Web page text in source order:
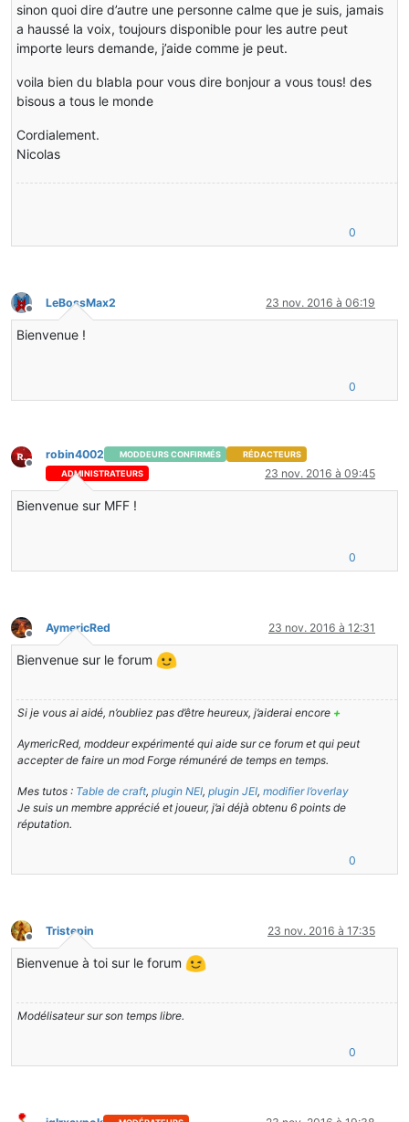
sinon quoi dire d’autre une personne calme que je suis, jamais
a haussé la voix, toujours disponible pour les autre peut
importe leurs demande, j’aide comme je peut.
voila bien du blabla pour vous dire bonjour a vous tous! des
bisous a tous le monde
Cordialement.
Nicolas
0
Hors-ligne
LeBossMax2 23 nov. 2016 à 06:19
Bienvenue !
0
Hors-ligne
robin4002 MODDEURS CONFIRMÉS
RÉDACTEURS
ADMINISTRATEURS
23 nov. 2016 à 09:45
Bienvenue sur MFF !
0
Hors-ligne
AymericRed 23 nov. 2016 à 12:31
Bienvenue sur le forum
Si je vous ai aidé, n’oubliez pas d’être heureux, j’aiderai encore +
AymericRed, moddeur expérimenté qui aide sur ce forum et qui peut
accepter de faire un mod Forge rémunéré de temps en temps.
Mes tutos : Table de craft, plugin NEI, plugin JEI, modifier l’overlay
Je suis un membre apprécié et joueur, j’ai déjà obtenu 6 points de
réputation.
0
Hors-ligne
Tristepin 23 nov. 2016 à 17:35
Bienvenue à toi sur le forum
Modélisateur sur son temps libre.
0